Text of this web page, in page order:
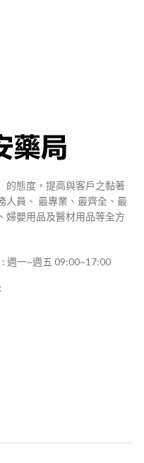
的態度，提高與客戶之黏著
人員、 最專業、最齊全、最
婦嬰用品及醫材用品等全方
週一~週五 09:00~17:00